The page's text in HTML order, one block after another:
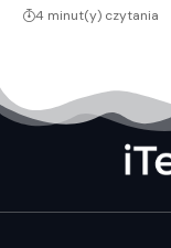
4 minut(y) czytania